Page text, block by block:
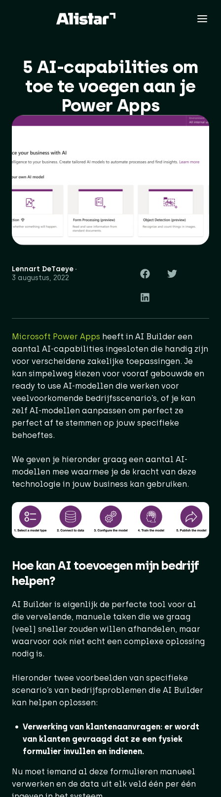
5 AI-capabilities om
toe te voegen aan je
Power Apps
Lennart DeTaeye
3 augustus, 2022
Microsoft Power Apps heeft in AI Builder een
aantal AI-capabilities ingesloten die handig zijn
voor verscheidene zakelijke toepassingen. Je
kan simpelweg kiezen voor vooraf gebouwde en
ready to use AI-modellen die werken voor
veelvoorkomende bedrijfsscenario’s, of je kan
zelf AI-modellen aanpassen om perfect ze
perfect af te stemmen op jouw specifieke
behoeftes.
We geven je hieronder graag een aantal AI-
modellen mee waarmee je de kracht van deze
technologie in jouw business kan gebruiken.
Hoe kan AI toevoegen mijn bedrijf
helpen?
AI Builder is eigenlijk de perfecte tool voor al
die vervelende, manuele taken die we graag
(veel) sneller zouden willen afhandelen, maar
waarvoor ook niet echt een complexe oplossing
nodig is.
Hieronder twee voorbeelden van specifieke
scenario’s van bedrijfsproblemen die AI Builder
kan helpen oplossen:
Verwerking van klantenaanvragen: er wordt
van klanten gevraagd dat ze een fysiek
formulier invullen en indienen.
Nu moet iemand al deze formulieren manueel
verwerken en de data uit elk veld één per één